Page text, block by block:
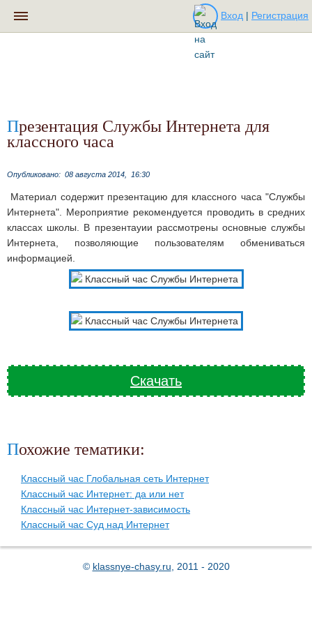
Вход | Регистрация
Презентация Службы Интернета для
классного часа
Опубликовано: 08 августа 2014, 16:30
Материал содержит презентацию для классного часа "Службы
Интернета". Мероприятие рекомендуется проводить в средних
классах школы. В презентауии рассмотрены основные службы
Интернета, позволяющие пользователям обмениваться
информацией.
Скачать
Похожие тематики:
Классный час Глобальная сеть Интернет
Классный час Интернет: да или нет
Классный час Интернет-зависимость
Классный час Суд над Интернет
© klassnye-chasy.ru , 2011 - 2020